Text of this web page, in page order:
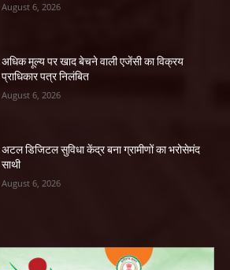
August 6, 2026
अधिक मूल्य पर खाद बेचने वाली एजेंसी का विक्रय
प्राधिकार पत्र निलंबित
August 6, 2026
अटल डिजिटल सुविधा केंद्र बना ग्रामीणों का भरोसेमंद
साथी
August 6, 2026